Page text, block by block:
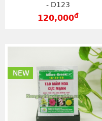
- D123
120,000đ
NEW